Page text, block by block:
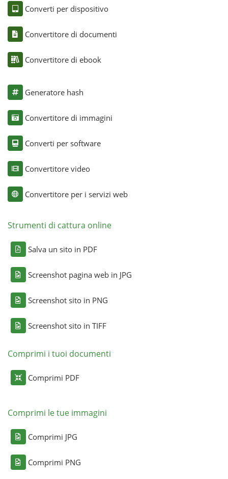
Converti per dispositivo
Convertitore di documenti
Convertitore di ebook
Generatore hash
Convertitore di immagini
Converti per software
Convertitore video
Convertitore per i servizi web
Strumenti di cattura online
Salva un sito in PDF
Screenshot pagina web in JPG
Screenshot sito in PNG
Screenshot sito in TIFF
Comprimi i tuoi documenti
Comprimi PDF
Comprimi le tue immagini
Comprimi JPG
Comprimi PNG